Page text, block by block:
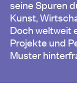
seine Spuren
Kunst,
Doch weltweit
Projekte und
Muster